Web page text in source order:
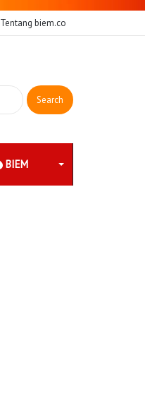
Tentang biem.co
Search
for:
BIEM